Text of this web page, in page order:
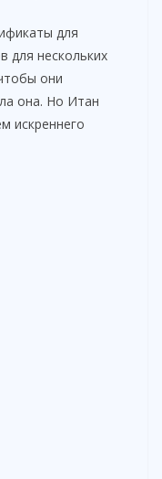
для
для нескольких
они
она. Но Итан
искреннего